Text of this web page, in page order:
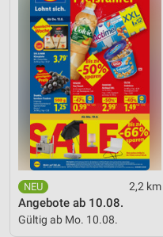
2,2 km
Angebote ab 10.08.
Gültig ab Mo. 10.08.